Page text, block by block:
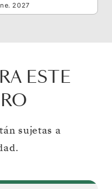
2027
ESTE
sujetas a